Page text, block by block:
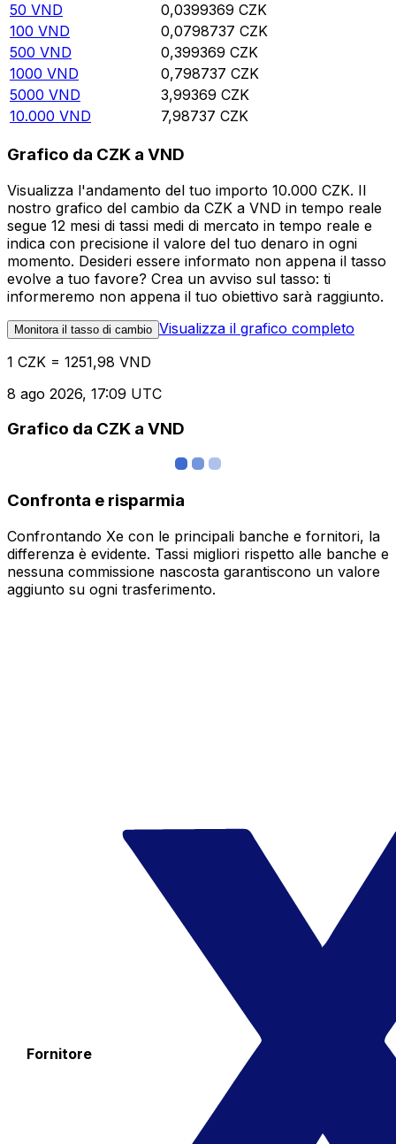
50 VND 0,0399369 CZK
100 VND 0,0798737 CZK
500 VND 0,399369 CZK
1000 VND 0,798737 CZK
5000 VND 3,99369 CZK
10.000 VND 7,98737 CZK
Grafico da CZK a VND
Visualizza l'andamento del tuo importo 10.000 CZK. Il
nostro grafico del cambio da CZK a VND in tempo reale
segue 12 mesi di tassi medi di mercato in tempo reale e
indica con precisione il valore del tuo denaro in ogni
momento. Desideri essere informato non appena il tasso
evolve a tuo favore? Crea un avviso sul tasso: ti
informeremo non appena il tuo obiettivo sarà raggiunto.
Monitora il tasso di cambio Visualizza il grafico completo
1 CZK = 1251,98 VND
8 ago 2026, 17:09 UTC
Grafico da CZK a VND
Confronta e risparmia
Confrontando Xe con le principali banche e fornitori, la
differenza è evidente. Tassi migliori rispetto alle banche e
nessuna commissione nascosta garantiscono un valore
aggiunto su ogni trasferimento.
Fornitore